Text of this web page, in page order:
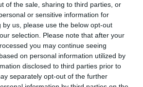
of the sale, sharing to third parties, or
or sensitive information for
by us, please use the below opt-out
selection. Please note that after your
you may continue seeing
on personal information utilized by
disclosed to third parties prior to
separately opt-out of the further